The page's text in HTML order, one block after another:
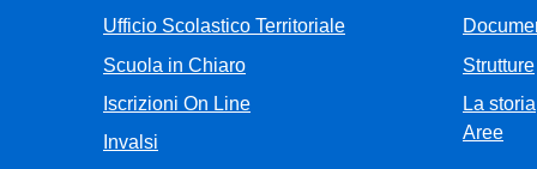
Ufficio Scolastico Territoriale
Scuola in Chiaro
Iscrizioni On Line
Invalsi
Strutture
La storia
Aree